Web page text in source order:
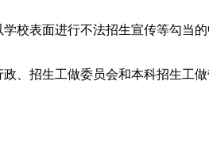
表面进行不法招生宣传等勾当的
招生工做委员会和本科招生工